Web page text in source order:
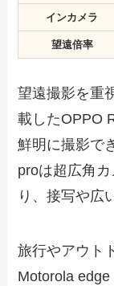
インカメラ
望遠倍率
望遠撮影を重
載したOPPO
鮮明に撮影で
proは超広角
り、接写や広
旅行やアウト
Motorola